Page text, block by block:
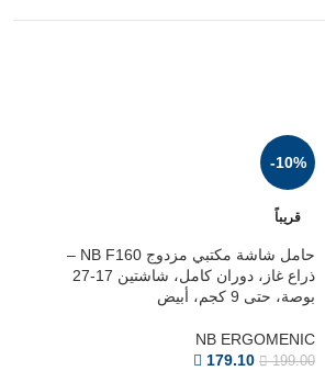
-10%
قريباً
حامل شاشة مكتبي مزدوج NB F160 –
ذراع غاز، دوران كامل، شاشتين 17-27
بوصة، حتى 9 كجم، أبيض
NB ERGOMENIC
199.00
179.10